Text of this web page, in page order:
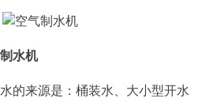
水机
的来源是：桶装水、大小型开水